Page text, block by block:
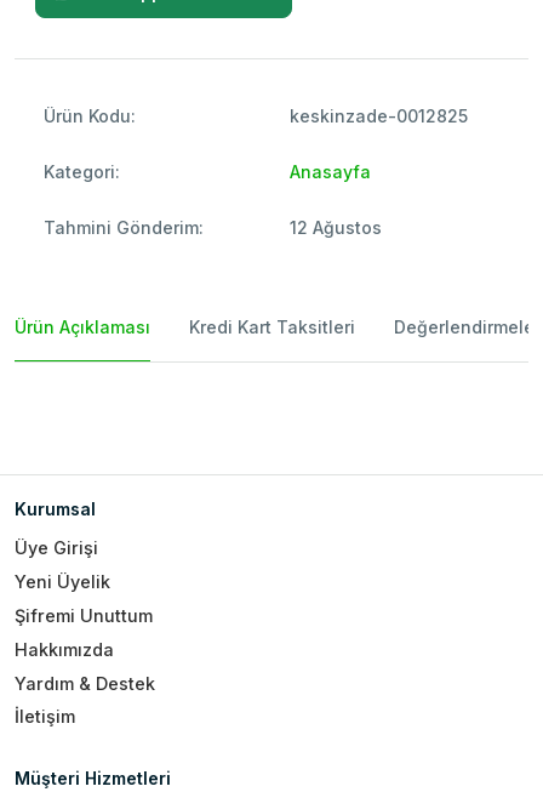
Ürün Kodu: keskinzade-0012825
Kategori: Anasayfa
Tahmini Gönderim: 12 Ağustos
Ürün Açıklaması Kredi Kart Taksitleri Değerlendirmeler
Kurumsal
Üye Girişi
Yeni Üyelik
Şifremi Unuttum
Hakkımızda
Yardım & Destek
İletişim
Müşteri Hizmetleri